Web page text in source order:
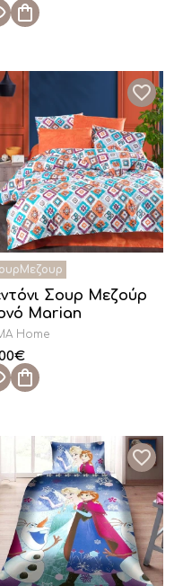
Σουρ Μεζούρ
Marian
Home
€